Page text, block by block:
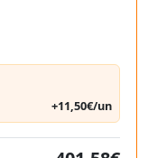
+11,50€/un